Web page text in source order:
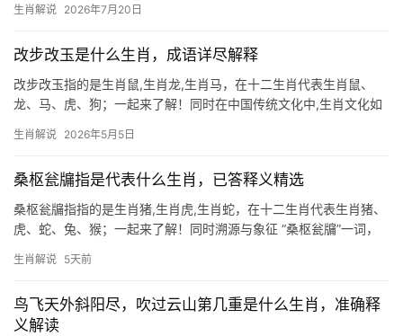
因思虑过多而显得摇摆不定，2026年对生肖鼠而言极为关键，尤其
生肖解说 2026年7月20日
改步改玉是什么生肖，成语详尽解释
改步改玉指的是生肖鼠,生肖龙,生肖马，在十二生肖代表生肖鼠、
龙、马、虎、狗；一起来了解！同时在中国传统文化中,生肖文化如
天我们将聚焦三个特殊的生肖属相，通过解读\”改步改玉\”这一成语
生肖解说 2026年5月5日
桑枢瓮牖指是代表什么生肖，已答释义精选
桑枢瓮牖指指的是生肖猪,生肖虎,生肖蛇，在十二生肖代表生肖猪、
虎、蛇、兔、猴；一起来了解！同时溯源与象征 “桑枢瓮牖”一词，
肖，需从“瓮”字切入——瓮形圆如腹，常与生肖猪的憨厚形象关联，
生肖解说 5天前
鸟飞天外斜阳尽，吹过云山第几重是什么生肖，准确释
义解读